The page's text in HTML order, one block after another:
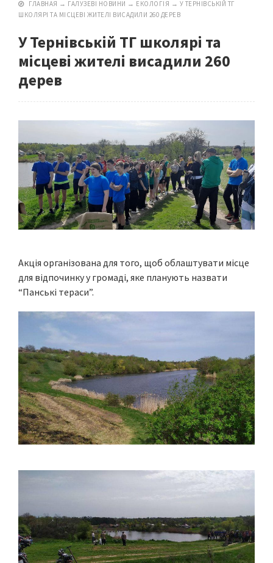
ГЛАВНАЯ → ГАЛУЗЕВІ НОВИНИ → ЕКОЛОГІЯ → У ТЕРНІВСЬКІЙ ТГ
ШКОЛЯРІ ТА МІСЦЕВІ ЖИТЕЛІ ВИСАДИЛИ 260 ДЕРЕВ
У Тернівській ТГ школярі та
місцеві жителі висадили 260
дерев
Акція організована для того, щоб облаштувати місце
для відпочинку у громаді, яке планують назвати
“Панські тераси”.